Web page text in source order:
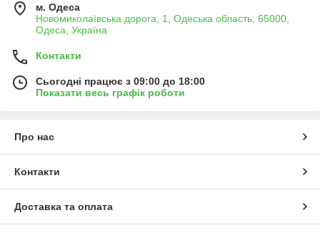
м. Одеса
Новомиколаївська дорога, 1, Одеська область, 65000,
Одеса, Україна
Контакти
Сьогодні працює з 09:00 до 18:00
Показати весь графік роботи
Про нас
Контакти
Доставка та оплата